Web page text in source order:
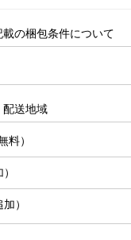
の梱包条件について
配送地域
料）
）